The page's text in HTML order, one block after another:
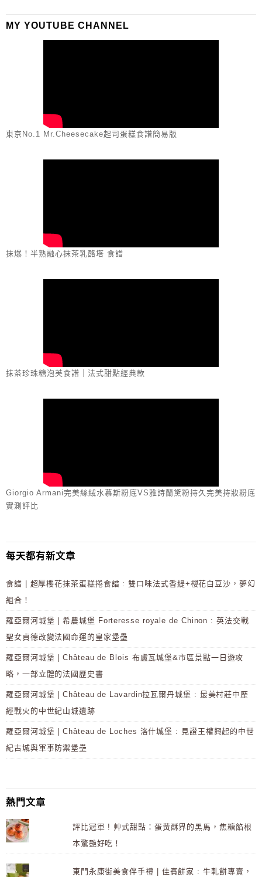
MY YOUTUBE CHANNEL
東京No.1 Mr.Cheesecake起司蛋糕食譜簡易版
抹爆！半熟融心抹茶乳酪塔 食譜
抹茶珍珠糖泡芙食譜｜法式甜點經典款
Giorgio Armani完美絲絨水慕斯粉底VS雅詩蘭黛粉持久完美持妝粉底
實測評比
每天都有新文章
食譜 | 超厚櫻花抹茶蛋糕捲食譜 : 雙口味法式香緹+櫻花白豆沙，夢幻
組合！
羅亞爾河城堡 | 希農城堡 Forteresse royale de Chinon : 英法交戰
聖女貞德改變法國命運的皇家堡壘
羅亞爾河城堡 | Château de Blois 布盧瓦城堡&市區景點一日遊攻
略，一部立體的法國歷史書
羅亞爾河城堡 | Château de Lavardin拉瓦爾丹城堡 : 最美村莊中歷
經戰火的中世紀山城遺跡
羅亞爾河城堡 | Château de Loches 洛什城堡 : 見證王權興起的中世
紀古城與軍事防禦堡壘
熱門文章
評比冠軍 ! 艸式甜點：蛋黃酥界的黑馬，焦糖餡根
本驚艷好吃！
東門永康街美食伴手禮 | 佳賓餅家 : 牛軋餅專賣，